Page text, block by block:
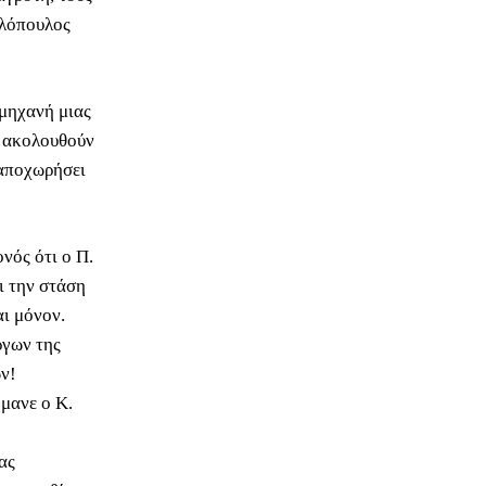
μιας
ακολουθούν
ότι ο Π.
την στάση
μόνον.
της
ο Κ.